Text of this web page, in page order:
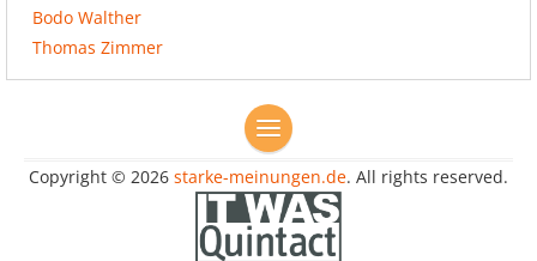
Bodo Walther
Thomas Zimmer
Copyright © 2026 starke-meinungen.de. All rights reserved.